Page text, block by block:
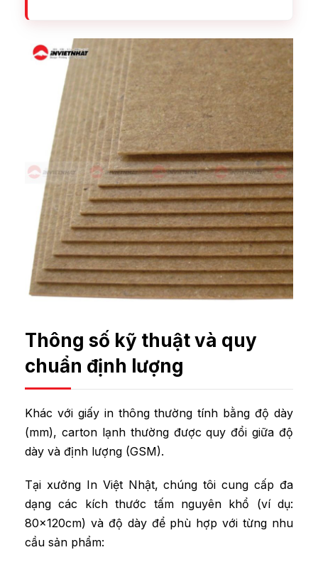
Thông số kỹ thuật và quy
chuẩn định lượng
Khác với giấy in thông thường tính bằng độ dày
(mm), carton lạnh thường được quy đổi giữa độ
dày và định lượng (GSM).
Tại xưởng In Việt Nhật, chúng tôi cung cấp đa
dạng các kích thước tấm nguyên khổ (ví dụ:
80x120cm) và độ dày để phù hợp với từng nhu
cầu sản phẩm: